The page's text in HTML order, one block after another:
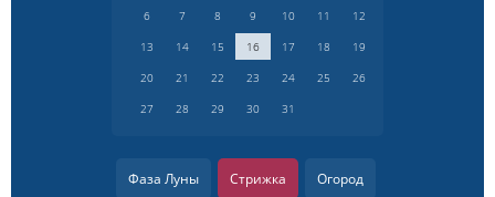
6
7 8 9 10 11
12
13
14 15 16 17 18
19
20
21 22 23 24 25
26
27
28 29 30 31
Фаза Луны Стрижка Огород